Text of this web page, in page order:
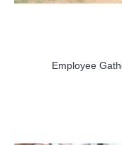
Employee